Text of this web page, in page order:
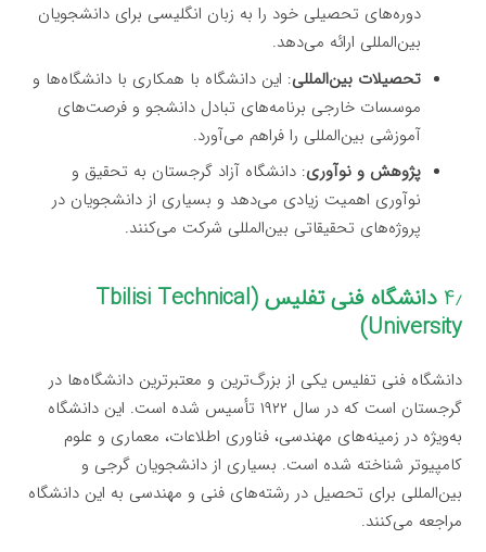
دوره‌های تحصیلی خود را به زبان انگلیسی برای دانشجویان
بین‌المللی ارائه می‌دهد.
تحصیلات بین‌المللی: این دانشگاه با همکاری با دانشگاه‌ها و
موسسات خارجی برنامه‌های تبادل دانشجو و فرصت‌های
آموزشی بین‌المللی را فراهم می‌آورد.
پژوهش و نوآوری: دانشگاه آزاد گرجستان به تحقیق و
نوآوری اهمیت زیادی می‌دهد و بسیاری از دانشجویان در
پروژه‌های تحقیقاتی بین‌المللی شرکت می‌کنند.
۴٫
دانشگاه فنی تفلیس (Tbilisi Technical
University)
دانشگاه فنی تفلیس یکی از بزرگ‌ترین و معتبرترین دانشگاه‌ها در
گرجستان است که در سال ۱۹۲۲ تأسیس شده است. این دانشگاه
به‌ویژه در زمینه‌های مهندسی، فناوری اطلاعات، معماری و علوم
کامپیوتر شناخته شده است. بسیاری از دانشجویان گرجی و
بین‌المللی برای تحصیل در رشته‌های فنی و مهندسی به این دانشگاه
مراجعه می‌کنند.